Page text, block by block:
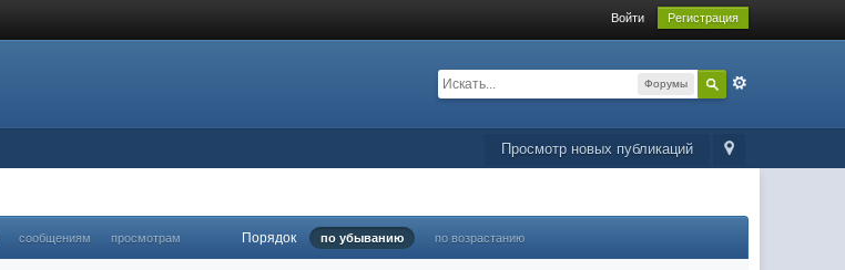
Войти Регистрация
Форумы
Просмотр новых публикаций
сообщениям просмотрам Порядок по убыванию по возрастанию